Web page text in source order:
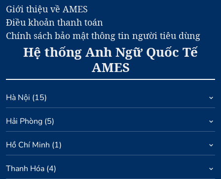
Giới thiệu về AMES
Điều khoản thanh toán
Chính sách bảo mật thông tin người tiêu dùng
Hệ thống Anh Ngữ Quốc Tế
AMES
Hà Nội (15)
Hải Phòng (5)
Hồ Chí Minh (1)
Thanh Hóa (4)